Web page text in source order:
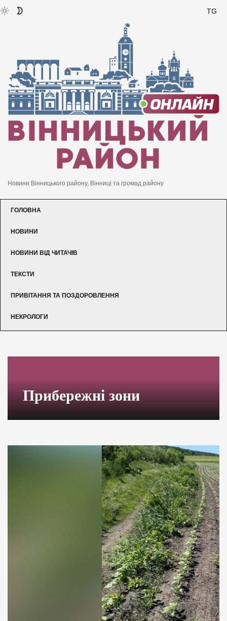
TG
Новини Вінницького району, Вінниці та громад району
ГОЛОВНА
НОВИНИ
НОВИНИ ВІД ЧИТАЧІВ
ТЕКСТИ
ПРИВІТАННЯ ТА ПОЗДОРОВЛЕННЯ
НЕКРОЛОГИ
Прибережні зони